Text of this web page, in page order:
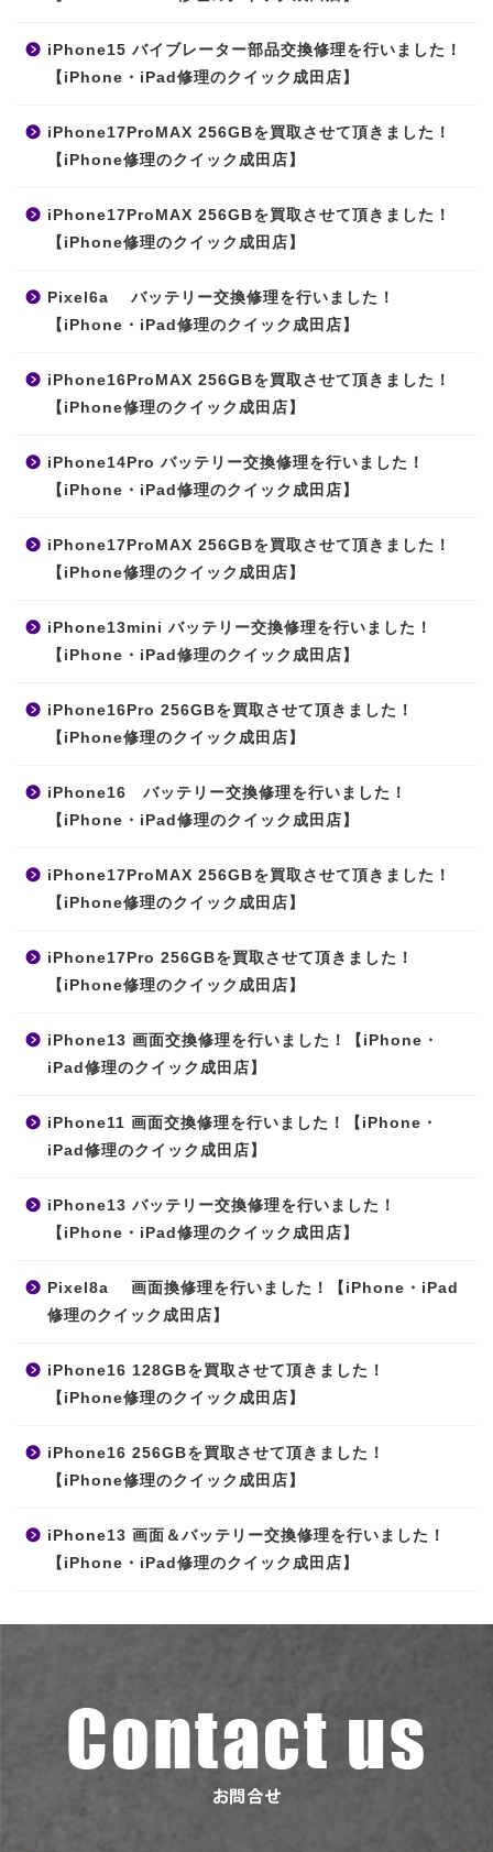
iPhone15 バイブレーター部品交換修理を行いました！
【iPhone・iPad修理のクイック成田店】
iPhone17ProMAX 256GBを買取させて頂きました！
【iPhone修理のクイック成田店】
iPhone17ProMAX 256GBを買取させて頂きました！
【iPhone修理のクイック成田店】
Pixel6a バッテリー交換修理を行いました！
【iPhone・iPad修理のクイック成田店】
iPhone16ProMAX 256GBを買取させて頂きました！
【iPhone修理のクイック成田店】
iPhone14Pro バッテリー交換修理を行いました！
【iPhone・iPad修理のクイック成田店】
iPhone17ProMAX 256GBを買取させて頂きました！
【iPhone修理のクイック成田店】
iPhone13mini バッテリー交換修理を行いました！
【iPhone・iPad修理のクイック成田店】
iPhone16Pro 256GBを買取させて頂きました！
【iPhone修理のクイック成田店】
iPhone16 バッテリー交換修理を行いました！
【iPhone・iPad修理のクイック成田店】
iPhone17ProMAX 256GBを買取させて頂きました！
【iPhone修理のクイック成田店】
iPhone17Pro 256GBを買取させて頂きました！
【iPhone修理のクイック成田店】
iPhone13 画面交換修理を行いました！【iPhone・
iPad修理のクイック成田店】
iPhone11 画面交換修理を行いました！【iPhone・
iPad修理のクイック成田店】
iPhone13 バッテリー交換修理を行いました！
【iPhone・iPad修理のクイック成田店】
Pixel8a 画面換修理を行いました！【iPhone・iPad
修理のクイック成田店】
iPhone16 128GBを買取させて頂きました！
【iPhone修理のクイック成田店】
iPhone16 256GBを買取させて頂きました！
【iPhone修理のクイック成田店】
iPhone13 画面＆バッテリー交換修理を行いました！
【iPhone・iPad修理のクイック成田店】